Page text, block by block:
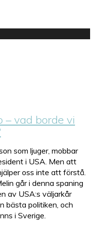
– vad borde vi
som ljuger, mobbar
i USA. Men att
oss inte att förstå.
går i denna spaning
av USA:s väljarkår
bästa politiken, och
i Sverige.